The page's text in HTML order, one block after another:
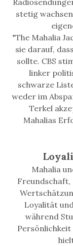
stetig
"The Mahalia
sie darauf,
sollte. CBS
linker
schwarze
weder im
Terkel
Mahalias
Mahalia
Freundschaft,
Loyalität
während